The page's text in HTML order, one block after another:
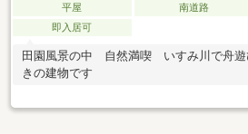
平屋 南道路
即入居可
田園風景の中 自然満喫 いすみ川で舟
きの建物です